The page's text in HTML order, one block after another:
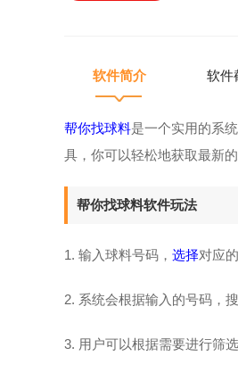
软件简介 软件
帮你找球料是一个实用的系
具，你可以轻松地获取最新
帮你找球料软件玩法
1. 输入球料号码， 选择对应
2. 系统会根据输入的号码，
3. 用户可以根据需要进行筛